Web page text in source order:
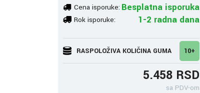
Cena isporuke: Besplatna isporuka
Rok isporuke: 1-2 radna dana
RASPOLOŽIVA KOLIČINA GUMA 10+
5.458 RSD
sa PDV-om